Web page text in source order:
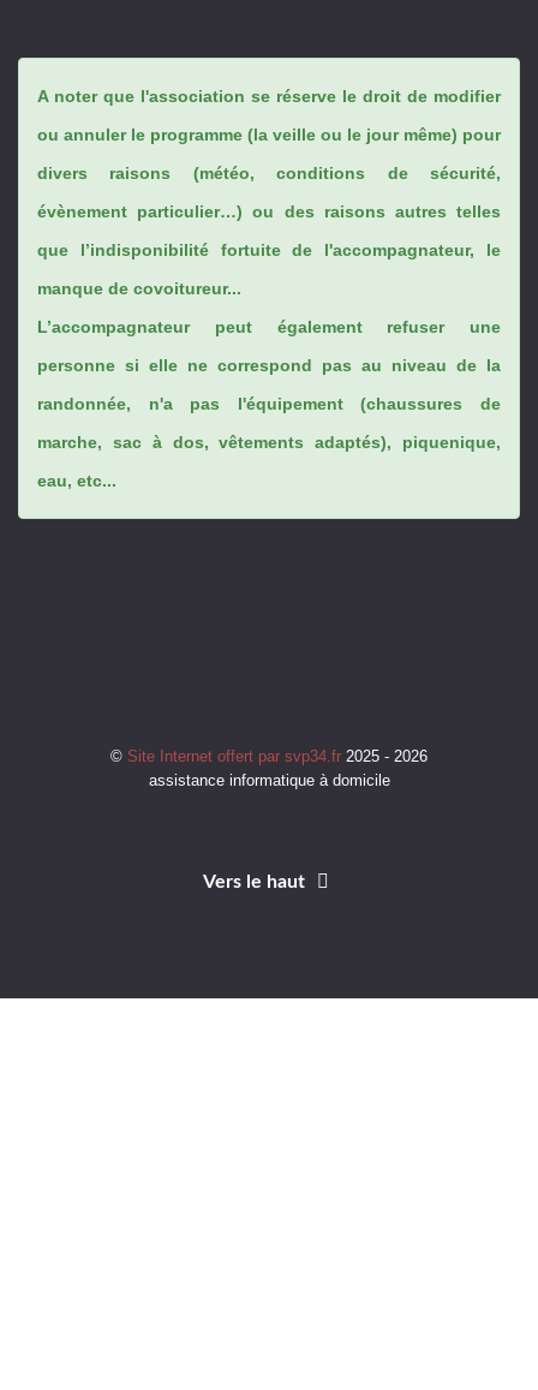
A noter que l'association se réserve le droit de modifier
ou annuler le programme (la veille ou le jour même) pour
divers raisons (météo, conditions de sécurité,
évènement particulier…) ou des raisons autres telles
que l’indisponibilité fortuite de l'accompagnateur, le
manque de covoitureur...
L’accompagnateur peut également refuser une
personne si elle ne correspond pas au niveau de la
randonnée, n'a pas l'équipement (chaussures de
marche, sac à dos, vêtements adaptés), piquenique,
eau, etc...
© Site Internet offert par svp34.fr 2025 - 2026
assistance informatique à domicile
Vers le haut